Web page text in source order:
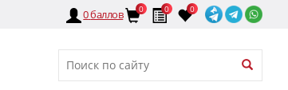
0баллов 0 0 0